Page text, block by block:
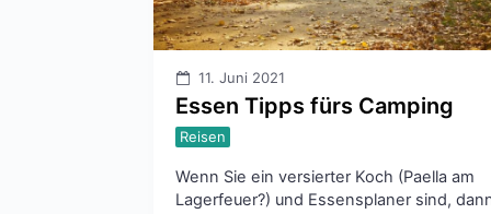
11. Juni 2021
Essen Tipps fürs Camping
Reisen
Wenn Sie ein versierter Koch (Paella am
Lagerfeuer?) und Essensplaner sind,